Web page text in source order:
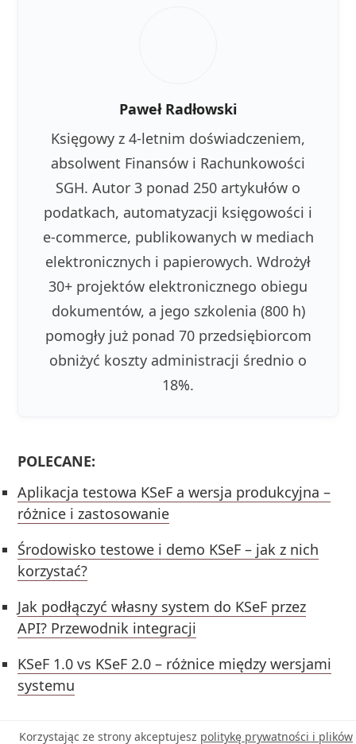
Paweł Radłowski
Księgowy z 4-letnim doświadczeniem,
absolwent Finansów i Rachunkowości
SGH. Autor 3 ponad 250 artykułów o
podatkach, automatyzacji księgowości i
e-commerce, publikowanych w mediach
elektronicznych i papierowych. Wdrożył
30+ projektów elektronicznego obiegu
dokumentów, a jego szkolenia (800 h)
pomogły już ponad 70 przedsiębiorcom
obniżyć koszty administracji średnio o
18%.
POLECANE:
Aplikacja testowa KSeF a wersja produkcyjna –
różnice i zastosowanie
Środowisko testowe i demo KSeF – jak z nich
korzystać?
Jak podłączyć własny system do KSeF przez
API? Przewodnik integracji
KSeF 1.0 vs KSeF 2.0 – różnice między wersjami
systemu
Korzystając ze strony akceptujesz politykę prywatności i plików